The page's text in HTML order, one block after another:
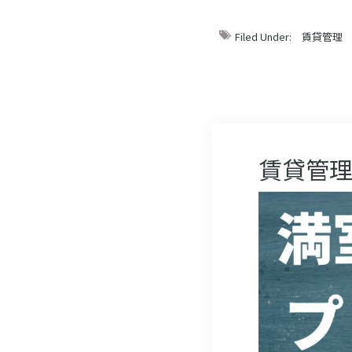
Filed Under: 賃貸管理
賃貸管理